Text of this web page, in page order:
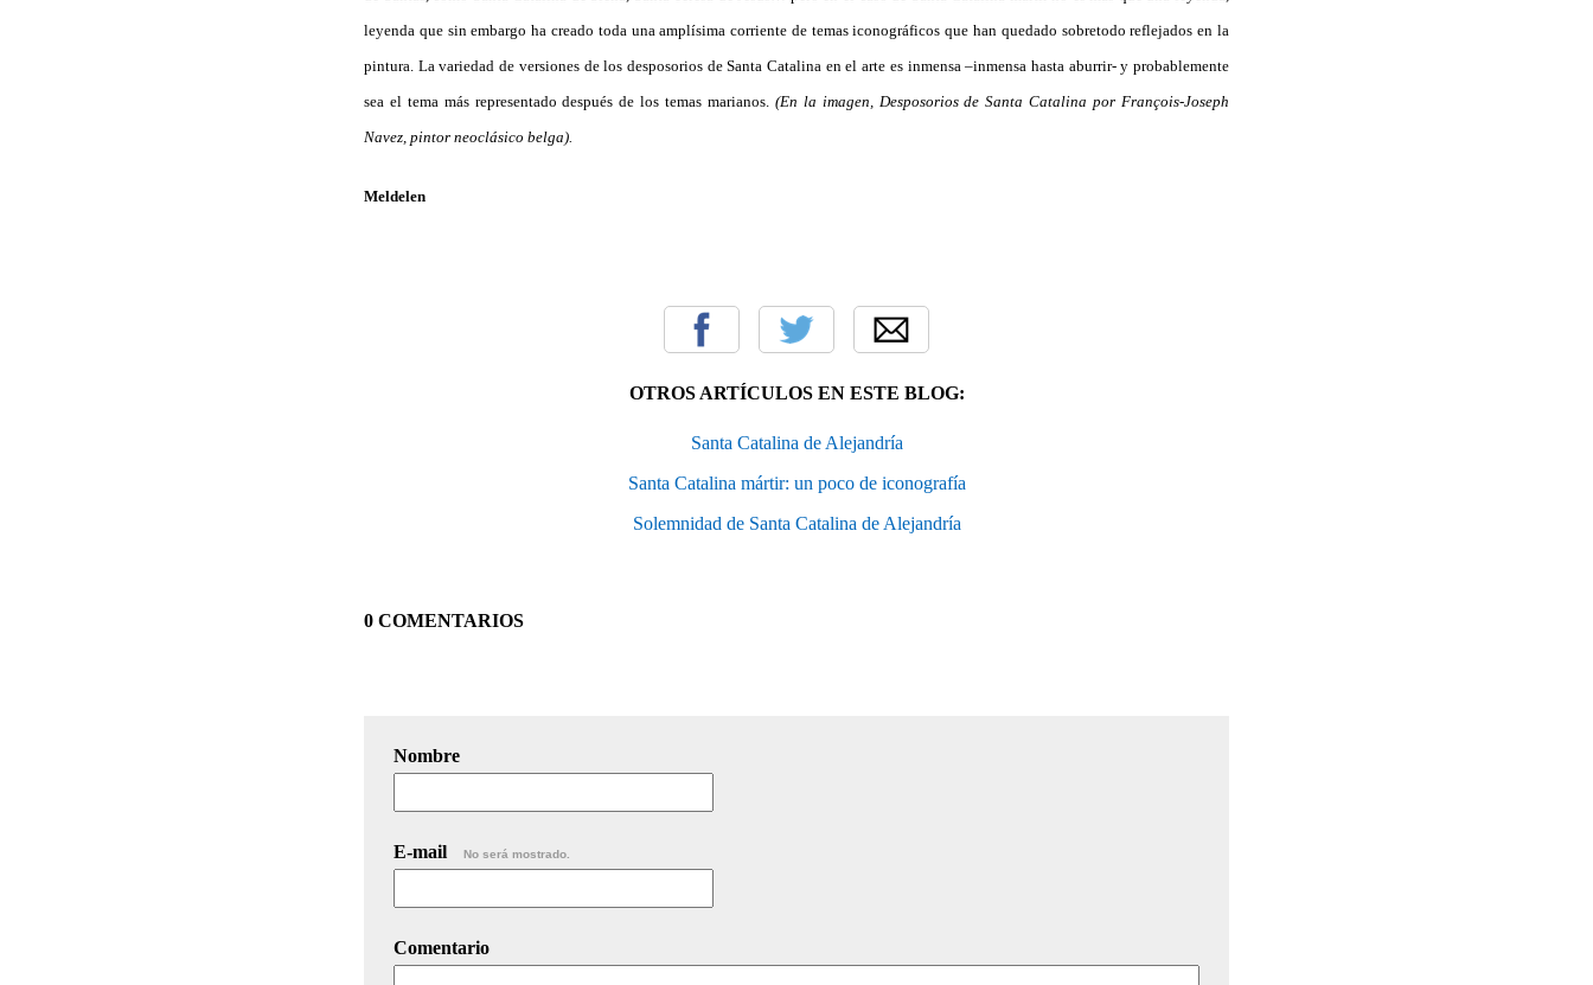
leyenda que sin embargo ha creado toda una amplísima corriente de temas iconográficos que han quedado sobretodo reflejados en la
pintura. La variedad de versiones de los desposorios de Santa Catalina en el arte es inmensa –inmensa hasta aburrir- y probablemente
sea el tema más representado después de los temas marianos. (En la imagen, Desposorios de Santa Catalina por François-Joseph
Navez, pintor neoclásico belga).
Meldelen
OTROS ARTÍCULOS EN ESTE BLOG:
Santa Catalina de Alejandría
Santa Catalina mártir: un poco de iconografía
Solemnidad de Santa Catalina de Alejandría
0 COMENTARIOS
Nombre
E-mail No será mostrado.
Comentario